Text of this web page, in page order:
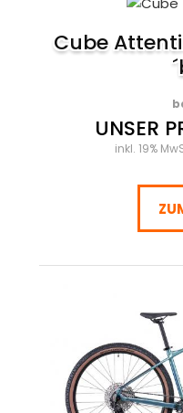
Cube
UNSER
inkl. 19%